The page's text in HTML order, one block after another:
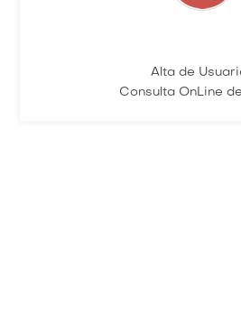
Alta de
Consulta OnLine